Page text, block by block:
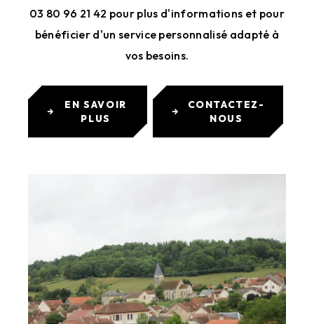
03 80 96 21 42 pour plus d'informations et pour
bénéficier d'un service personnalisé adapté à
vos besoins.
EN SAVOIR
PLUS
CONTACTEZ-
NOUS